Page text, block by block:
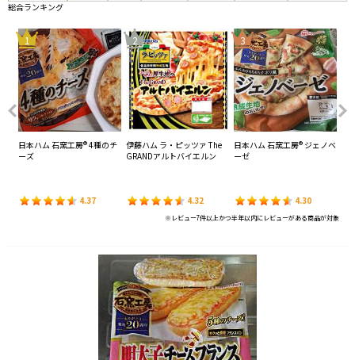
総合ランキング
1
日本ハム 石窯工房® 4種のチ
ーズ
4.37
2
伊藤ハム ラ・ピッツァ The
GRANDアルトバイエルン
4.32
3
日本ハム 石窯工房® ジェノベ
ーゼ
4.30
※レビュー7件以上かつ半年以内にレビューがある商品が対象